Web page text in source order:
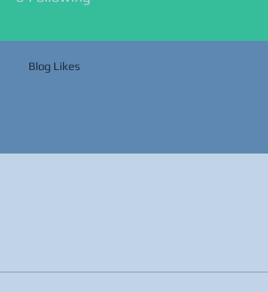
Blog Likes